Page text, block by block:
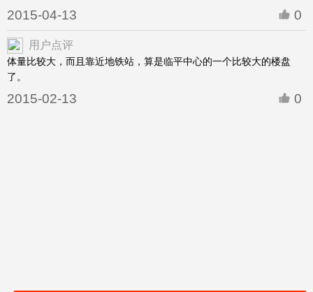
2015-04-13 0
用户点评
体量比较大，而且靠近地铁站，算是临平中心的一个比较大的楼盘
了。
2015-02-13 0